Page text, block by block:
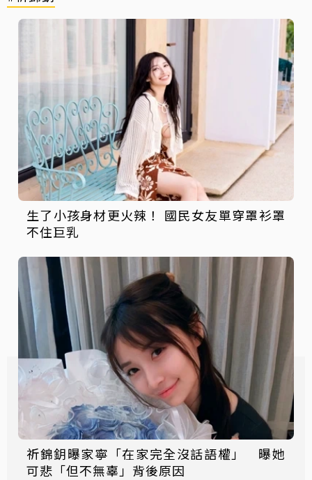
生了小孩身材更火辣！ 國民女友單穿罩衫罩
不住巨乳
祈錦鈅曝家寧「在家完全沒話語權」 曝她
可悲「但不無辜」背後原因